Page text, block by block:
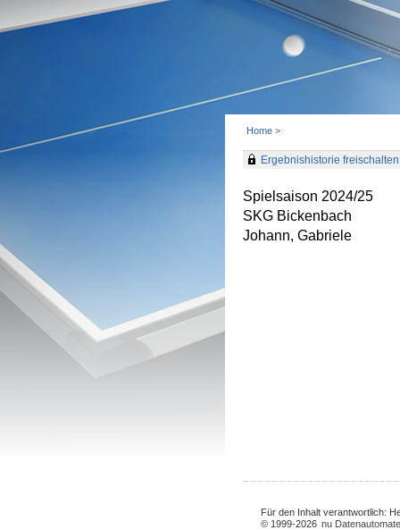
Home >
Ergebnishistorie freischalten
Spielsaison 2024/25
SKG Bickenbach
Johann, Gabriele
Für den Inhalt verantwortlich:
© 1999-2026 nu